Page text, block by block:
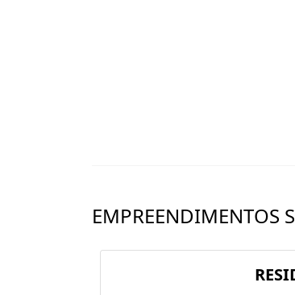
EMPREENDIMENTOS